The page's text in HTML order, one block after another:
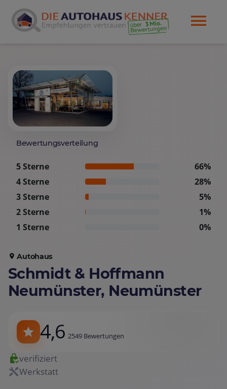
Bewertungsverteilung
5 Sterne
66%
4 Sterne
28%
3 Sterne
5%
2 Sterne
1%
1 Sterne
0%
Autohaus
Schmidt & Hoffmann
Neumünster, Neumünster
4,6 2549 Bewertungen
verifiziert
Werkstatt